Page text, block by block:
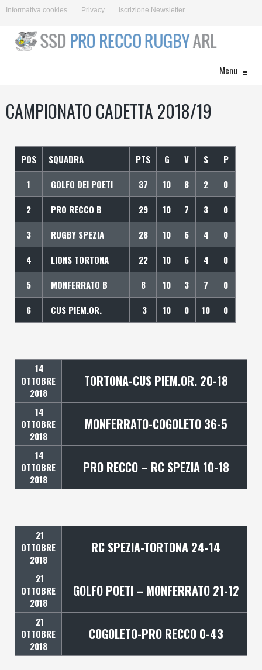
Informativa cookies Privacy Iscrizione Newsletter
Menu ≡
CAMPIONATO CADETTA 2018/19
POS SQUADRA PTS G V S
P
1
GOLFO DEI POETI 37 10 8 2
0
2
PRO RECCO B 29 10 7 3
0
3
RUGBY SPEZIA 28 10 6 4
0
4
LIONS TORTONA 22 10 6 4
0
5
MONFERRATO B 8 10 3 7
0
6
CUS PIEM.OR. 3 10 0 10 0
14
OTTOBRE
2018
TORTONA-CUS PIEM.OR. 20-18
14
OTTOBRE
2018
MONFERRATO-COGOLETO 36-5
14
OTTOBRE
2018
PRO RECCO – RC SPEZIA 10-18
21
OTTOBRE
2018
RC SPEZIA-TORTONA 24-14
21
OTTOBRE
2018
GOLFO POETI – MONFERRATO 21-12
21
OTTOBRE
2018
COGOLETO-PRO RECCO 0-43